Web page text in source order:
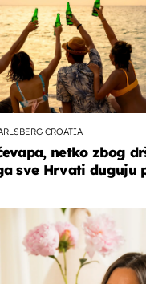
CROATIA
netko zbog
sve Hrvati duguju